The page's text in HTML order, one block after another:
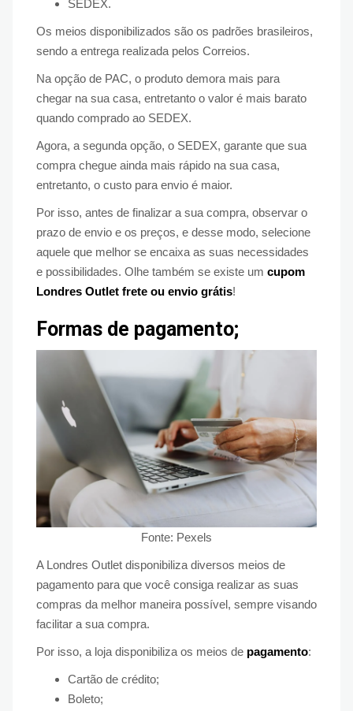
SEDEX.
Os meios disponibilizados são os padrões brasileiros,
sendo a entrega realizada pelos Correios.
Na opção de PAC, o produto demora mais para
chegar na sua casa, entretanto o valor é mais barato
quando comprado ao SEDEX.
Agora, a segunda opção, o SEDEX, garante que sua
compra chegue ainda mais rápido na sua casa,
entretanto, o custo para envio é maior.
Por isso, antes de finalizar a sua compra, observar o
prazo de envio e os preços, e desse modo, selecione
aquele que melhor se encaixa as suas necessidades
e possibilidades. Olhe também se existe um cupom
Londres Outlet frete ou envio grátis!
Formas de pagamento;
Fonte: Pexels
A Londres Outlet disponibiliza diversos meios de
pagamento para que você consiga realizar as suas
compras da melhor maneira possível, sempre visando
facilitar a sua compra.
Por isso, a loja disponibiliza os meios de pagamento:
Cartão de crédito;
Boleto;